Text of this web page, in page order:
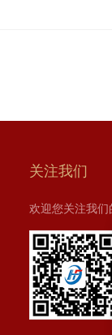
关注我们
欢迎您关注我们